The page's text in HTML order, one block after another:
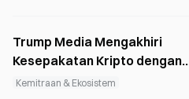
Trump Media Mengakhiri
Kesepakatan Kripto dengan
Crypto.com dan Yorkville
Kemitraan & Ekosistem